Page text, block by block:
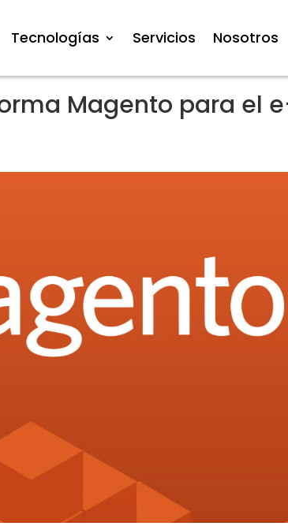
Tecnologías Servicios Nosotros
Magento para el